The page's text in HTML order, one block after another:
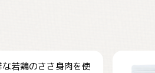
若鶏のささ身肉を使